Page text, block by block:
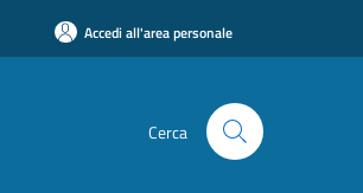
Accedi all'area personale
Cerca